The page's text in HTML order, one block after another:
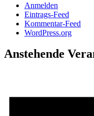
Anmelden
Eintrags-Feed
Kommentar-Feed
WordPress.org
Anstehende